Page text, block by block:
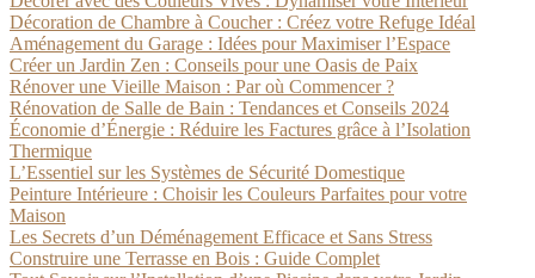
Décoration de Chambre à Coucher : Créez votre Refuge Idéal
Aménagement du Garage : Idées pour Maximiser l’Espace
Créer un Jardin Zen : Conseils pour une Oasis de Paix
Rénover une Vieille Maison : Par où Commencer ?
Rénovation de Salle de Bain : Tendances et Conseils 2024
Économie d’Énergie : Réduire les Factures grâce à l’Isolation
Thermique
L’Essentiel sur les Systèmes de Sécurité Domestique
Peinture Intérieure : Choisir les Couleurs Parfaites pour votre
Maison
Les Secrets d’un Déménagement Efficace et Sans Stress
Construire une Terrasse en Bois : Guide Complet